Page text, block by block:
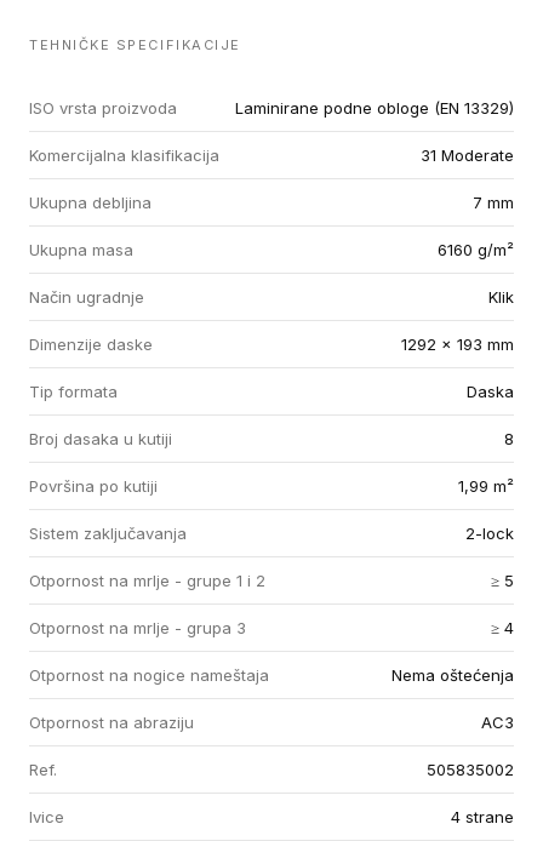
TEHNIČKE SPECIFIKACIJE
ISO vrsta proizvoda Laminirane podne obloge (EN 13329)
Komercijalna klasifikacija 31 Moderate
Ukupna debljina 7 mm
Ukupna masa 6160 g/m²
Način ugradnje Klik
Dimenzije daske 1292 x 193 mm
Tip formata Daska
Broj dasaka u kutiji 8
Površina po kutiji 1,99 m²
Sistem zaključavanja 2-lock
Otpornost na mrlje - grupe 1 i 2 ≥ 5
Otpornost na mrlje - grupa 3 ≥ 4
Otpornost na nogice nameštaja Nema oštećenja
Otpornost na abraziju AC3
Ref. 505835002
Ivice 4 strane